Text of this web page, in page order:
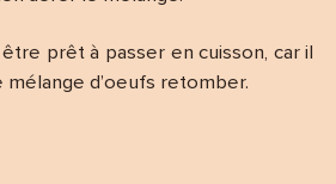
prêt à passer en cuisson, car il
mélange d’oeufs retomber.